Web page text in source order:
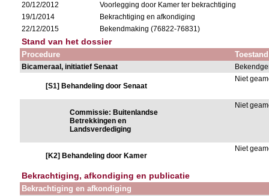
20/12/2012
Voorlegging door Kamer ter bekrachtiging
19/1/2014
Bekrachtiging en afkondiging
22/12/2015
Bekendmaking (76822-76831)
Stand van het dossier
Procedure Toestand
Bicameraal, initiatief Senaat
[S1] Behandeling door Senaat
Niet
Commissie: Buitenlandse
Betrekkingen en
Landsverdediging
Niet
[K2] Behandeling door Kamer
Niet
Bekrachtiging, afkondiging en publicatie
Bekrachtiging en afkondiging